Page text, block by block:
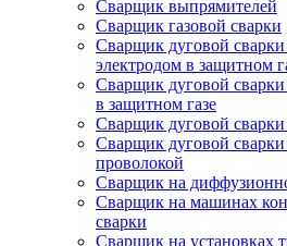
Сварщик выпрямителей
Сварщик газовой сварки
Сварщик дуговой
электродом в защитном
Сварщик дуговой
в защитном газе
Сварщик дуговой
Сварщик дуговой
проволокой
Сварщик на
Сварщик на машинах
сварки
Сварщик на установках